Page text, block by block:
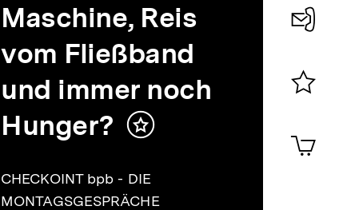
Maschine, Reis
vom Fließband
und immer noch
Hunger?
Inhalt
CHECKOINT bpb - DIE
MONTAGSGESPRÄCHE